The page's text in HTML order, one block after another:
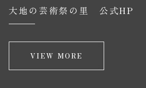
大地の芸術祭の里 公式HP
VIEW MORE